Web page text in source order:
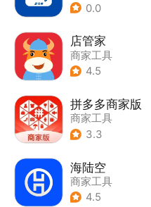
0.0
店管家
商家工具
4.5
拼多多商家版
商家工具
3.3
海陆空
商家工具
4.5